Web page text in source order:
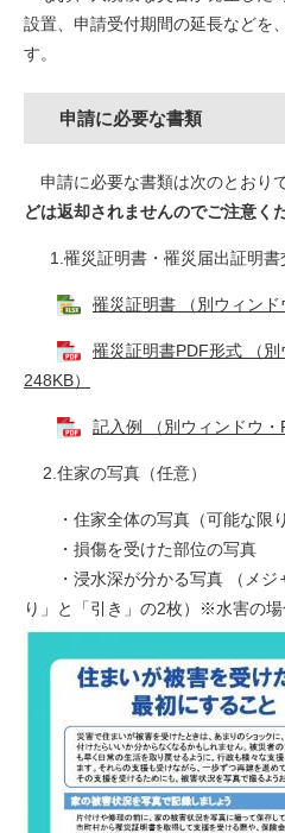
設置、申請受付期間の延長などを
す。
申請に必要な書類
申請に必要な書類は次のとおりで
どは返却されませんのでご注意く
1.罹災証明書・罹災届出証明書
罹災証明書 （別ウィンド
罹災証明書PDF形式 （別
248KB）
記入例 （別ウィンドウ・
2. 住家の写真（任意）
・住家全体の写真（可能な限り
・損傷を受けた部位の写真
・浸水深が分かる写真 （メジ
り」と「引き」の2枚）※水害の場